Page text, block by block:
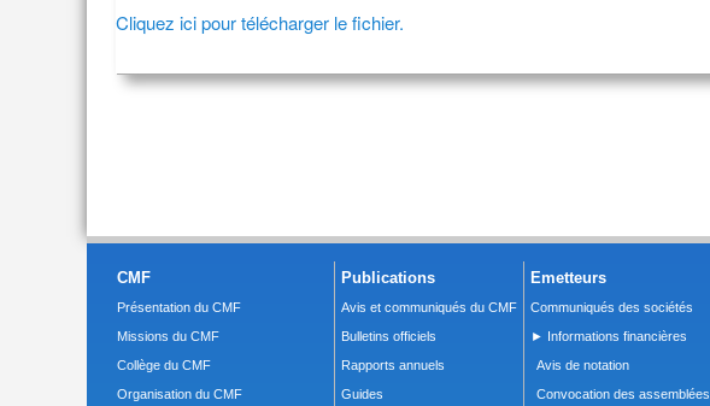
Cliquez ici pour télécharger le fichier.
CMF
Présentation du CMF
Missions du CMF
Collège du CMF
Organisation du CMF
Publications
Avis et communiqués du CMF
Bulletins officiels
Rapports annuels
Guides
Emetteurs
Communiqués des sociétés
► Informations financières
Avis de notation
Convocation des assemblées